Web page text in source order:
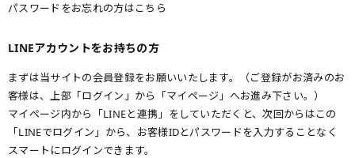
パスワードをお忘れの方はこちら
LINEアカウントをお持ちの方
まずは当サイトの会員登録をお願いいたします。（ご登録がお済みのお
客様は、上部「ログイン」から「マイページ」へお進み下さい。）
マイページ内から「LINEと連携」をしていただくと、次回からはこの
「LINEでログイン」から、お客様IDとパスワードを入力することなく
スマートにログインできます。